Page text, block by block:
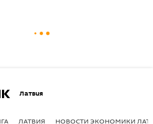
Латвия
ЛАТВИЯ НОВОСТИ ЭКОНОМИКИ